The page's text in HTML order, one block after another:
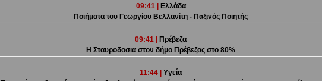
09:41 | Ελλάδα
Ποιήματα του Γεωργίου Βελλανίτη - Παξινός Ποιητής
09:41 |Πρέβεζα
Η Σταυροδοσια στον δήμο Πρέβεζας στο 80%
11:44 |Υγεία